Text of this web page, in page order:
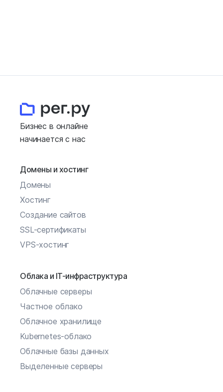
Бизнес в онлайне
начинается с нас
Домены и хостинг
Домены
Хостинг
Создание сайтов
SSL-сертификаты
VPS-хостинг
Облака и IT-инфраструктура
Облачные серверы
Частное облако
Облачное хранилище
Kubernetes-облако
Облачные базы данных
Выделенные серверы